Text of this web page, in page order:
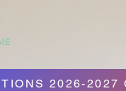
2026-2027